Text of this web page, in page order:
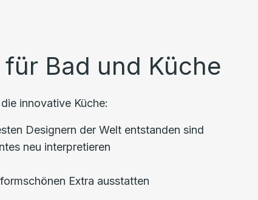
Bad und Küche
innovative Küche:
Designern der Welt entstanden sind
neu interpretieren
Extra ausstatten